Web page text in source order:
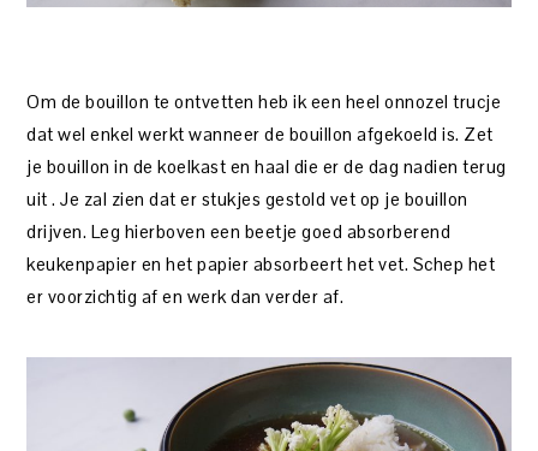
Om de bouillon te ontvetten heb ik een heel onnozel trucje
dat wel enkel werkt wanneer de bouillon afgekoeld is. Zet
je bouillon in de koelkast en haal die er de dag nadien terug
uit . Je zal zien dat er stukjes gestold vet op je bouillon
drijven. Leg hierboven een beetje goed absorberend
keukenpapier en het papier absorbeert het vet. Schep het
er voorzichtig af en werk dan verder af.